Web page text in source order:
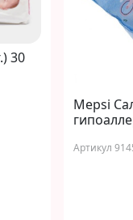
30
Mepsi
Артикул